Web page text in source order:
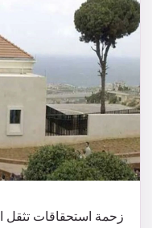
زحمة استحقاقات تثقل